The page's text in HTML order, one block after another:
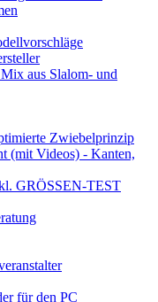
aus Slalom- und
Zwiebelprinzip
(mit Videos) - Kanten,
GRÖSSEN-TEST
für den PC